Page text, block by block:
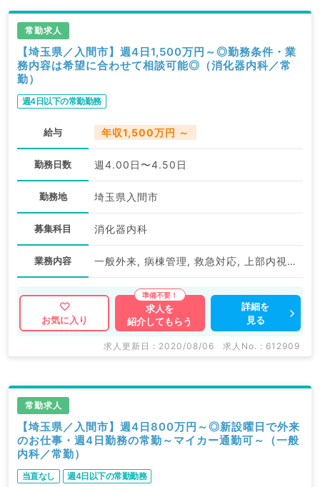
常勤求人
【埼玉県／入間市】週4日1,500万円～◎勤務条件・業
務内容は希望に合わせて相談可能◎（消化器内科／常
勤）
週4日以下の常勤勤務
給与 年収1,500万円 ～
勤務日数 週4.00日〜4.50日
勤務地 埼玉県入間市
募集科目 消化器内科
業務内容 一般外来, 病棟管理, 救急対応, 上部内視鏡検査（ＧＦ）, 下部内視鏡検査（ＣＦ）
お気に入り
求人を
紹介してもらう
詳細を
見る
求人更新日 : 2020/08/06 求人No. : 612909
常勤求人
【埼玉県／入間市】週4日800万円～◎新設曜日で外来
のお仕事・週4日勤務の常勤～マイカー通勤可～（一般
内科／常勤）
当直なし 週4日以下の常勤勤務